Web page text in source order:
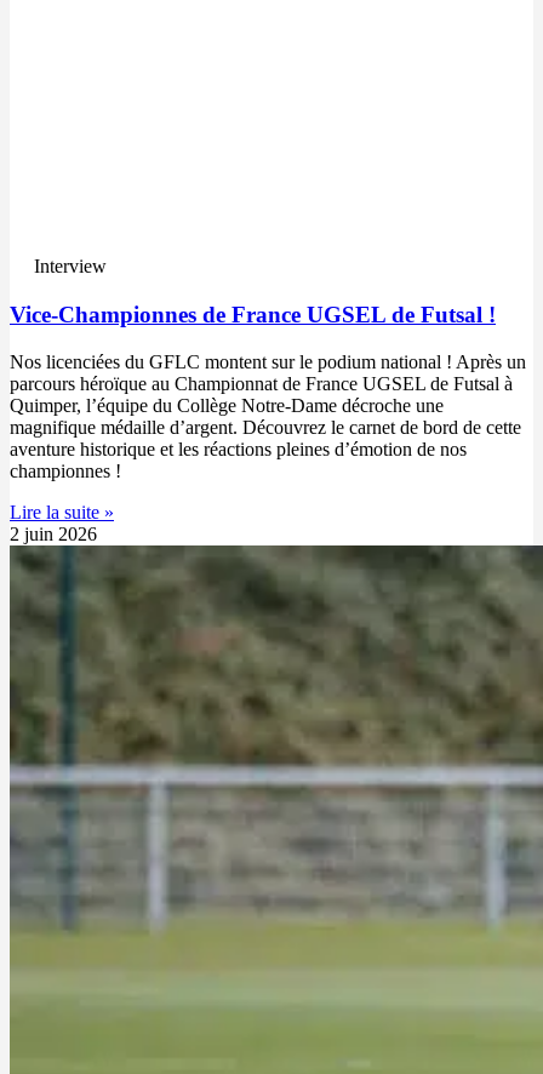
Interview
Vice-Championnes de France UGSEL de Futsal !
Nos licenciées du GFLC montent sur le podium national ! Après un
parcours héroïque au Championnat de France UGSEL de Futsal à
Quimper, l’équipe du Collège Notre-Dame décroche une
magnifique médaille d’argent. Découvrez le carnet de bord de cette
aventure historique et les réactions pleines d’émotion de nos
championnes !
Lire la suite »
2 juin 2026